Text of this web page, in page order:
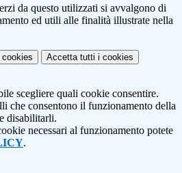
da questo utilizzati si avvalgono di
ed utili alle finalità illustrate nella
cookies Accetta tutti i cookies
scegliere quali cookie consentire.
che consentono il funzionamento della
disabilitarli.
necessari al funzionamento potete
.